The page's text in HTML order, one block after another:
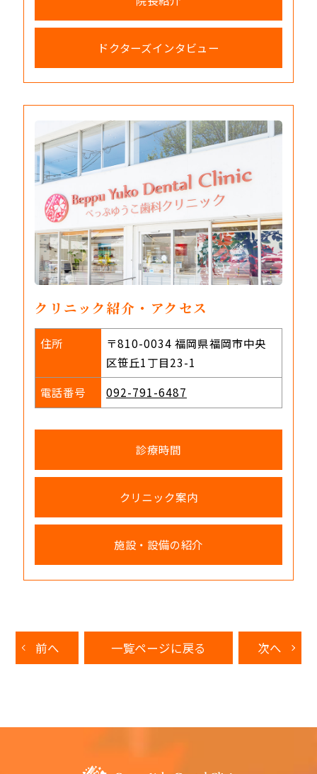
ドクターズインタビュー
クリニック紹介・アクセス
住所
〒810-0034 福岡県福岡市中央
区笹丘1丁目23-1
電話番号
092-791-6487
診療時間
クリニック案内
施設・設備の紹介
前へ 一覧ページに戻る 次へ